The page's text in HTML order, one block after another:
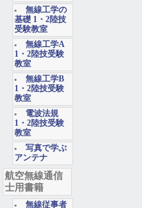
無線工学の
基礎 1・2陸技
受験教室
無線工学A
1・2陸技受験
教室
無線工学B
1・2陸技受験
教室
電波法規
1・2陸技受験
教室
写真で学ぶ
アンテナ
航空無線通信
士用書籍
無線従事者